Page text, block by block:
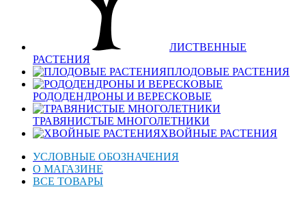
ЛИСТВЕННЫЕ
РАСТЕНИЯ
ПЛОДОВЫЕ РАСТЕНИЯ
РОДОДЕНДРОНЫ И ВЕРЕСКОВЫЕ
ТРАВЯНИСТЫЕ МНОГОЛЕТНИКИ
ХВОЙНЫЕ РАСТЕНИЯ
УСЛОВНЫЕ ОБОЗНАЧЕНИЯ
О МАГАЗИНЕ
ВСЕ ТОВАРЫ